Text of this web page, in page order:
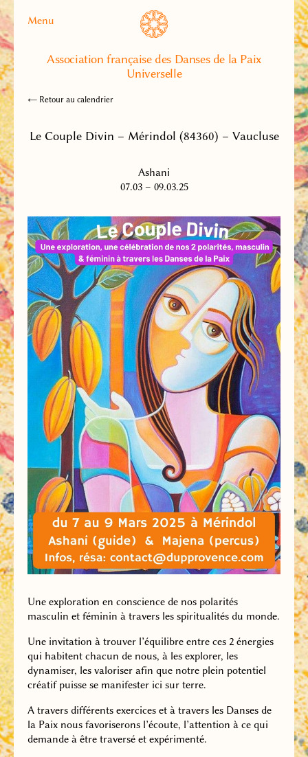
Menu
Association française des Danses de la Paix
Universelle
← Retour au calendrier
Le Couple Divin – Mérindol (84360) – Vaucluse
Ashani
07.03 – 09.03.25
Une exploration en conscience de nos polarités
masculin et féminin à travers les spiritualités du monde.
Une invitation à trouver l’équilibre entre ces 2 énergies
qui habitent chacun de nous, à les explorer, les
dynamiser, les valoriser afin que notre plein potentiel
créatif puisse se manifester ici sur terre.
A travers différents exercices et à travers les Danses de
la Paix nous favoriserons l’écoute, l’attention à ce qui
demande à être traversé et expérimenté.